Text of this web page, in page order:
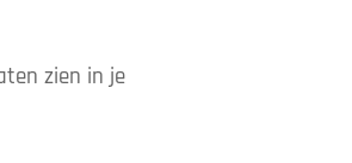
zien in je